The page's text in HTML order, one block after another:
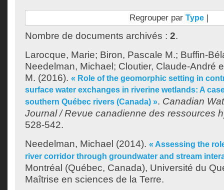
Regrouper par Type |
Nombre de documents archivés : 2.
Larocque, Marie; Biron, Pascale M.; Buffin-
Needelman, Michael ; Cloutier, Claude-André
M. (2016). « Role of the geomorphic setting in
surface water exchanges in riverine wetlands: A
southern Québec rivers (Canada) ». Canadian
Journal / Revue canadienne des ressources
528-542.
Needelman, Michael (2014). « Assessing the
river corridor through groundwater and stream
Montréal (Québec, Canada), Université du
Maîtrise en sciences de la Terre.